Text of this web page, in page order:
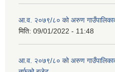
आ.व. २०७९/८० को अरुण
मिति: 09/01/2022 - 11:48
आ.व. २०७९/८० को अरुण